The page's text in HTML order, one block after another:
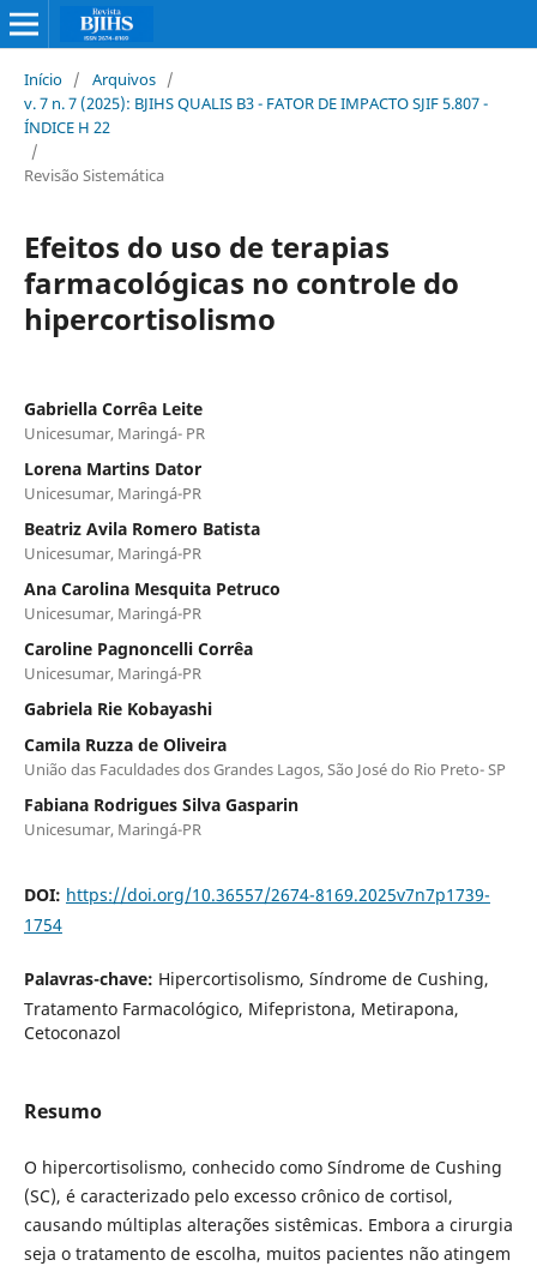
Início / Arquivos /
v. 7 n. 7 (2025): BJIHS QUALIS B3 - FATOR DE IMPACTO SJIF 5.807 -
ÍNDICE H 22
/
Revisão Sistemática
Efeitos do uso de terapias
farmacológicas no controle do
hipercortisolismo
Gabriella Corrêa Leite
Unicesumar, Maringá- PR
Lorena Martins Dator
Unicesumar, Maringá-PR
Beatriz Avila Romero Batista
Unicesumar, Maringá-PR
Ana Carolina Mesquita Petruco
Unicesumar, Maringá-PR
Caroline Pagnoncelli Corrêa
Unicesumar, Maringá-PR
Gabriela Rie Kobayashi
Camila Ruzza de Oliveira
União das Faculdades dos Grandes Lagos, São José do Rio Preto- SP
Fabiana Rodrigues Silva Gasparin
Unicesumar, Maringá-PR
DOI: https://doi.org/10.36557/2674-8169.2025v7n7p1739-
1754
Palavras-chave: Hipercortisolismo, Síndrome de Cushing,
Tratamento Farmacológico, Mifepristona, Metirapona,
Cetoconazol
Resumo
O hipercortisolismo, conhecido como Síndrome de Cushing
(SC), é caracterizado pelo excesso crônico de cortisol,
causando múltiplas alterações sistêmicas. Embora a cirurgia
seja o tratamento de escolha, muitos pacientes não atingem